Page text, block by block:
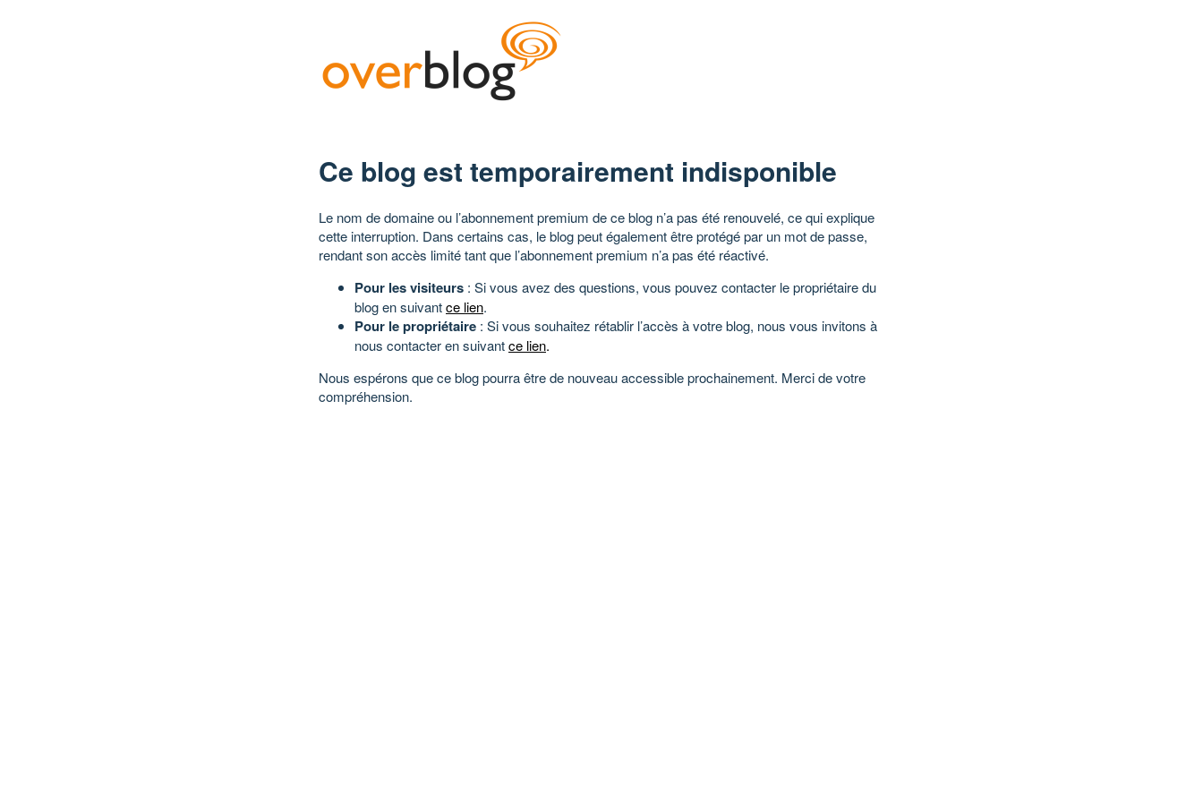
Ce blog est temporairement indisponible
Le nom de domaine ou l’abonnement premium de ce blog n’a pas été renouvelé, ce qui explique
cette interruption. Dans certains cas, le blog peut également être protégé par un mot de passe,
rendant son accès limité tant que l’abonnement premium n’a pas été réactivé.
Pour les visiteurs : Si vous avez des questions, vous pouvez contacter le propriétaire du
blog en suivantce lien.
Pour le propriétaire : Si vous souhaitez rétablir l’accès à votre blog, nous vous invitons à
nous contacter en suivantce lien.
Nous espérons que ce blog pourra être de nouveau accessible prochainement. Merci de votre
compréhension.